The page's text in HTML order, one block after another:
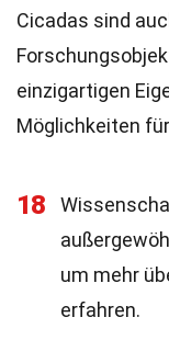
Cicadas sind
einzigartigen
Möglichkeiten
18
um mehr
erfahren.